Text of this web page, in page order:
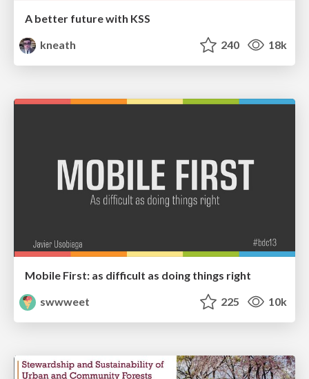
A better future with KSS
kneath
240 18k
Mobile First: as difficult as doing things right
swwweet
225 10k